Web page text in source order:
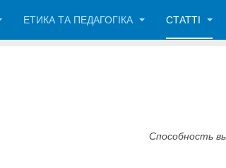
ЕТИКА ТА ПЕДАГОГІКА СТАТТІ
Способность